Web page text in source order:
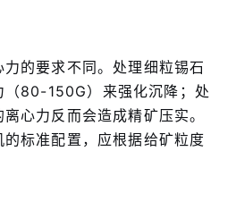
的要求不同。处理细粒锡石
（80-150G）来强化沉降；处
心力反而会造成精矿压实。
标准配置，应根据给矿粒度